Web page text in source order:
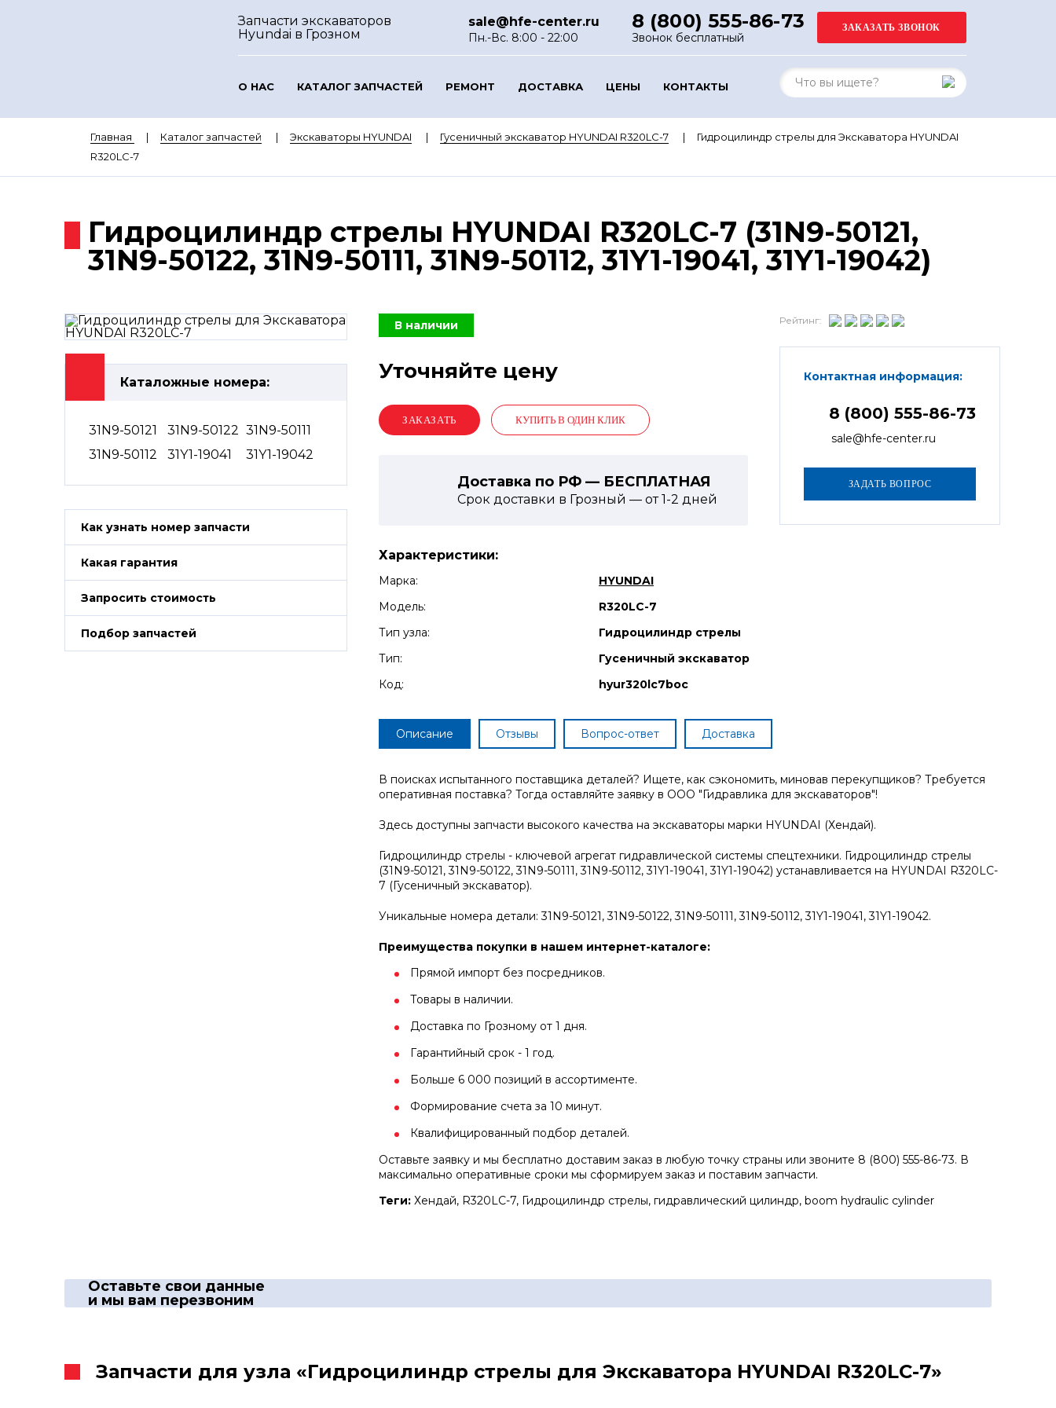
Запчасти экскаваторов
Hyundai в Грозном
sale@hfe-center.ru
Пн.-Вс. 8:00 - 22:00
8 (800) 555-86-73
Звонок бесплатный
О НАС КАТАЛОГ ЗАПЧАСТЕЙ РЕМОНТ ДОСТАВКА ЦЕНЫ КОНТАКТЫ
Главная Каталог запчастей Экскаваторы HYUNDAI Гусеничный экскаватор HYUNDAI R320LC-7
Гидроцилиндр стрелы для Экскаватора HYUNDAI
R320LC-7
Гидроцилиндр стрелы HYUNDAI R320LC-7 (31N9-50121,
31N9-50122, 31N9-50111, 31N9-50112, 31Y1-19041, 31Y1-19042)
Каталожные номера:
31N9-50121 31N9-50122 31N9-50111
31N9-50112
31Y1-19041 31Y1-19042
Как узнать номер запчасти
Какая гарантия
Запросить стоимость
Подбор запчастей
В наличии
Уточняйте цену
КУПИТЬ В ОДИН КЛИК
Доставка по РФ — БЕСПЛАТНАЯ
Срок доставки в Грозный — от1-2 дней
Рейтинг:
Контактная информация:
8 (800) 555-86-73
sale@hfe-center.ru
Характеристики:
Марка:
HYUNDAI
Модель:
R320LC-7
Тип узла:
Гидроцилиндр стрелы
Тип:
Гусеничный экскаватор
Код:
hyur320lc7boc
Описание Отзывы Вопрос-ответ Доставка
В поисках испытанного поставщика деталей? Ищете, как сэкономить, миновав перекупщиков? Требуется
оперативная поставка? Тогда оставляйте заявку в ООО "Гидравлика для экскаваторов"!
Здесь доступны запчасти высокого качества на экскаваторы марки HYUNDAI (Хендай).
Гидроцилиндр стрелы - ключевой агрегат гидравлической системы спецтехники. Гидроцилиндр стрелы
(31N9-50121, 31N9-50122, 31N9-50111, 31N9-50112, 31Y1-19041, 31Y1-19042) устанавливается на HYUNDAI R320LC-
7 (Гусеничный экскаватор).
Уникальные номера детали: 31N9-50121, 31N9-50122, 31N9-50111, 31N9-50112, 31Y1-19041, 31Y1-19042.
Преимущества покупки в нашем интернет-каталоге:
Прямой импорт без посредников.
Товары в наличии.
Доставка по Грозному от 1 дня.
Гарантийный срок - 1 год.
Больше 6 000 позиций в ассортименте.
Формирование счета за 10 минут.
Квалифицированный подбор деталей.
Оставьте заявку и мы бесплатно доставим заказ в любую точку страны или звоните 8 (800) 555-86-73. В
максимально оперативные сроки мы сформируем заказ и поставим запчасти.
Теги: Хендай, R320LC-7, Гидроцилиндр стрелы, гидравлический цилиндр, boom hydraulic cylinder
Оставьте свои данные
и мы вам перезвоним
Запчасти для узла «Гидроцилиндр стрелы для Экскаватора HYUNDAI R320LC-7»